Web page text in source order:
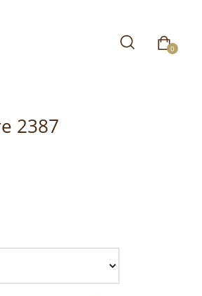
0
2387